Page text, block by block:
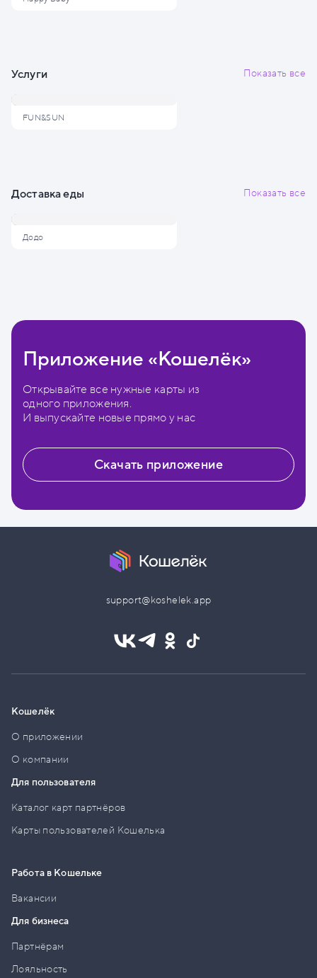
Услуги Показать все
FUN&SUN
Доставка еды Показать все
Додо
Приложение «Кошелёк»
Открывайте все нужные карты из
одного приложения.
И выпускайте новые прямо у нас
Скачать приложение
support@koshelek.app
Кошелёк
О приложении
О компании
Для пользователя
Каталог карт партнёров
Карты пользователей Кошелька
Работа в Кошельке
Вакансии
Для бизнеса
Партнёрам
Лояльность